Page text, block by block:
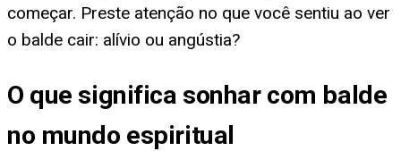
começar. Preste atenção no que você sentiu ao ver
o balde cair: alívio ou angústia?
O que significa sonhar com balde
no mundo espiritual